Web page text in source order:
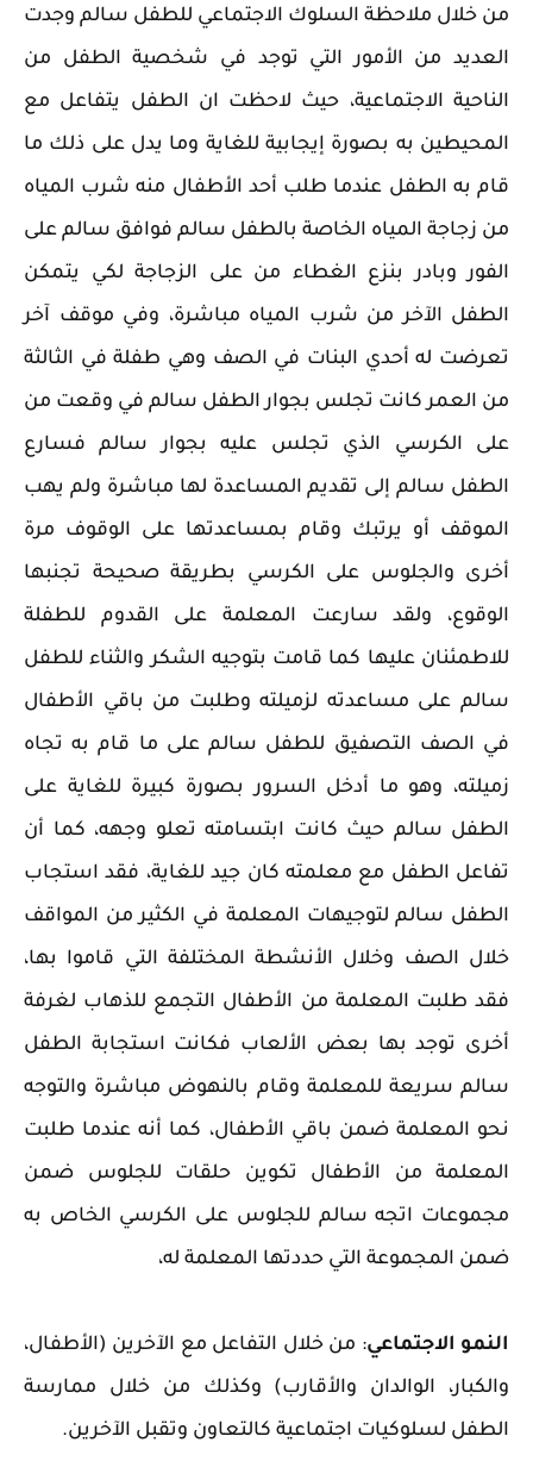
من خلال ملاحظة السلوك الاجتماعي للطفل سالم وجدت
العديد من الأمور التي توجد في شخصية الطفل من
الناحية الاجتماعية، حيث لاحظت ان الطفل يتفاعل مع
المحيطين به بصورة إيجابية للغاية وما يدل على ذلك ما
قام به الطفل عندما طلب أحد الأطفال منه شرب المياه
من زجاجة المياه الخاصة بالطفل سالم فوافق سالم على
الفور وبادر بنزع الغطاء من على الزجاجة لكي يتمكن
الطفل الآخر من شرب المياه مباشرة، وفي موقف آخر
تعرضت له أحدي البنات في الصف وهي طفلة في الثالثة
من العمر كانت تجلس بجوار الطفل سالم في وقعت من
على الكرسي الذي تجلس عليه بجوار سالم فسارع
الطفل سالم إلى تقديم المساعدة لها مباشرة ولم يهب
الموقف أو يرتبك وقام بمساعدتها على الوقوف مرة
أخرى والجلوس على الكرسي بطريقة صحيحة تجنبها
الوقوع، ولقد سارعت المعلمة على القدوم للطفلة
للاطمئنان عليها كما قامت بتوجيه الشكر والثناء للطفل
سالم على مساعدته لزميلته وطلبت من باقي الأطفال
في الصف التصفيق للطفل سالم على ما قام به تجاه
زميلته، وهو ما أدخل السرور بصورة كبيرة للغاية على
الطفل سالم حيث كانت ابتسامته تعلو وجهه، كما أن
تفاعل الطفل مع معلمته كان جيد للغاية، فقد استجاب
الطفل سالم لتوجيهات المعلمة في الكثير من المواقف
خلال الصف وخلال الأنشطة المختلفة التي قاموا بها،
فقد طلبت المعلمة من الأطفال التجمع للذهاب لغرفة
أخرى توجد بها بعض الألعاب فكانت استجابة الطفل
سالم سريعة للمعلمة وقام بالنهوض مباشرة والتوجه
نحو المعلمة ضمن باقي الأطفال، كما أنه عندما طلبت
المعلمة من الأطفال تكوين حلقات للجلوس ضمن
مجموعات اتجه سالم للجلوس على الكرسي الخاص به
ضمن المجموعة التي حددتها المعلمة له،
النمو الاجتماعي: من خلال التفاعل مع الآخرين (الأطفال،
والكبار، الوالدان والأقارب) وكذلك من خلال ممارسة
الطفل لسلوكيات اجتماعية كالتعاون وتقبل الآخرين.